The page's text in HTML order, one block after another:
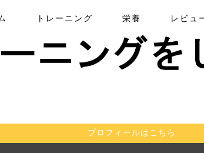
トレーニング 栄養 レビュ
プロフィールはこちら